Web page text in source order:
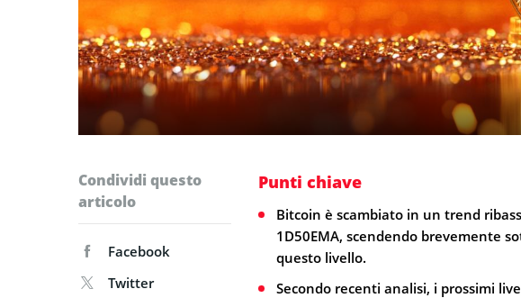
Condividi questo
articolo
Facebook
Twitter
Punti chiave
Bitcoin è scambiato in un trend
1D50EMA, scendendo brevemente
questo livello.
Secondo recenti analisi, i prossimi